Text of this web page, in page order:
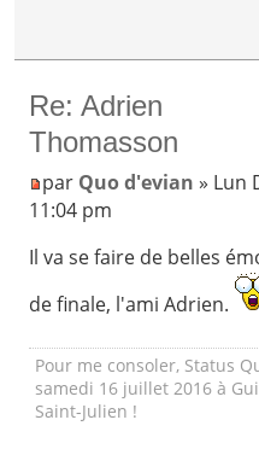
Re: Adrien
Thomasson
par Quo d'evian » Lun
11:04 pm
Il va se faire de belles
de finale, l'ami Adrien.
Pour me consoler, Status
samedi 16 juillet 2016 à
Saint-Julien !